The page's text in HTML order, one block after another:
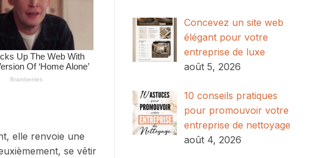
elle renvoie une
se vêtir
Concevez un site web
élégant pour votre
entreprise de luxe
août 5, 2026
10 conseils pratiques
pour promouvoir votre
entreprise de nettoyage
août 4, 2026